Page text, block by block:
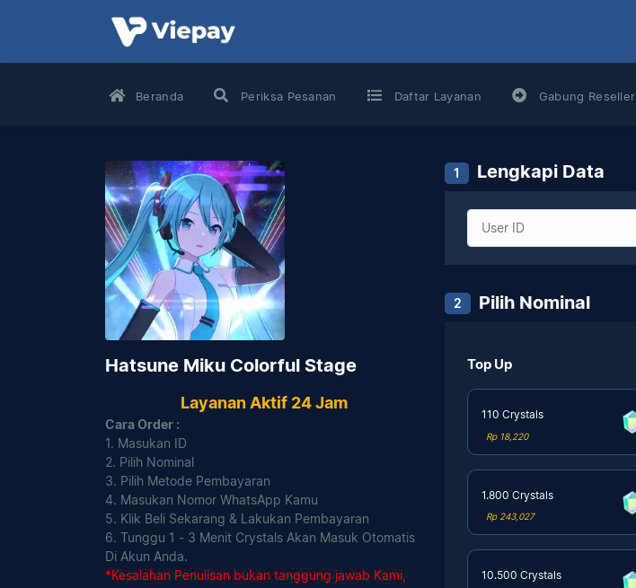
Beranda Periksa Pesanan Daftar Layanan Gabung Reseller
Hatsune Miku Colorful Stage
Layanan Aktif 24 Jam
Cara Order :
1. Masukan ID
2. Pilih Nominal
3. Pilih Metode Pembayaran
4. Masukan Nomor WhatsApp Kamu
5. Klik Beli Sekarang & Lakukan Pembayaran
6. Tunggu 1 - 3 Menit Crystals Akan Masuk Otomatis
Di Akun Anda.
*Kesalahan Penulisan bukan tanggung jawab Kami,
1 Lengkapi Data
2 Pilih Nominal
Top Up
110 Crystals
Rp 18,220
1.800 Crystals
Rp 243,027
10.500 Crystals